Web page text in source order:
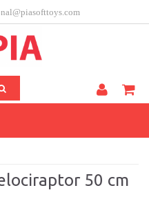
Klantenfeedback
NL
50 cm